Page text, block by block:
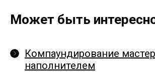
Может быть
Компаундирование
наполнителем